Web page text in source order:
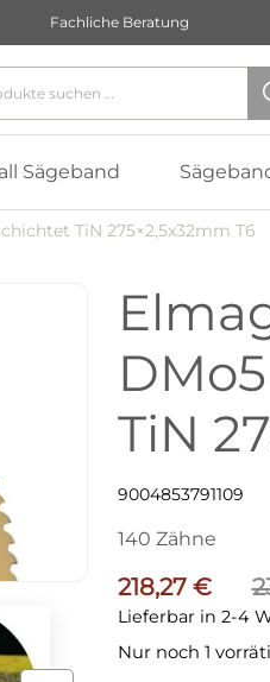
Fachliche Beratung
Sägeband
TiN 275×2,5x32mm T6
TiN
9004853791109
140 Zähne
218,27 €
Aktueller
Lieferbar in 2-4
Nur noch 1